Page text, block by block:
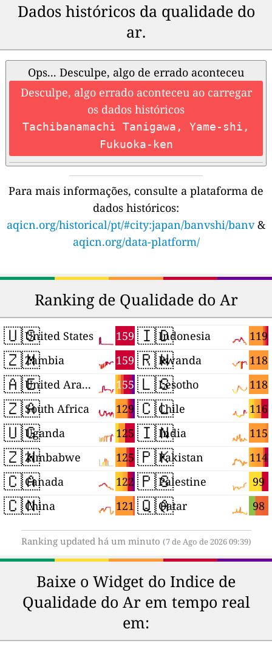
Dados históricos da qualidade do
ar.
Ops... Desculpe, algo de errado aconteceu
Desculpe, algo errado aconteceu ao carregar
os dados históricos
Tachibanamachi Tanigawa, Yame-shi,
Fukuoka-ken
Para mais informações, consulte a plataforma de
dados históricos:
aqicn.org/historical/pt/#city:japan/banvshi/banv&
aqicn.org/data-platform/
Ranking de Qualidade do Ar
🇺🇸 159
United States
🇿🇲 159
Zambia
🇦🇪 155
United Arab Emirates
🇿🇦 129
South Africa
🇺🇬 125
Uganda
🇿🇼 125
Zimbabwe
🇨🇦 122
Canada
🇨🇳 121
China
🇮🇩 119
Indonesia
🇷🇼 118
Rwanda
🇱🇸 118
Lesotho
🇨🇱 116
Chile
🇮🇳 115
India
🇵🇰 114
Pakistan
🇵🇸 99
Palestine
🇶🇦 98
Qatar
Ranking updated há um minuto (7 de Ago de 2026 09:39)
Baixe o Widget do Indice de
Qualidade do Ar em tempo real
em: